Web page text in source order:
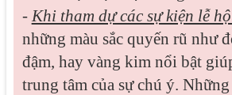
- Khi tham dự các sự kiện lễ
những màu sắc quyến rũ như
đậm, hay vàng kim nổi bật
trung tâm của sự chú ý. Những